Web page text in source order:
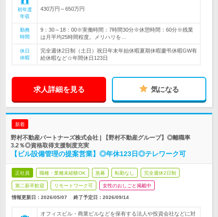
初年度
年収
430万円～650万円
勤務
時間
9：30～18：00※実働時間：7時間30分※休憩時間：60分※残業
は月平均25時間程度。メリハリを…
休日
休暇
完全週休2日制（土日）祝日年末年始休暇夏期休暇慶弔休暇GW有
給休暇など☆年間休日123日
求人詳細を見る 気になる
新着
野村不動産パートナーズ株式会社 | 【野村不動産グループ】◎離職率
3.2％◎資格取得支援制度充実
【ビル設備管理の提案営業】◎年休123日◎テレワーク可
正社員 職種・業種未経験OK 急募 転勤なし 完全週休2日制
第二新卒歓迎 リモートワーク可 女性のおしごと掲載中
情報更新日：2026/05/07 終了予定日： 2026/09/14
オフィスビル・商業ビルなどを保有する法人や投資会社などに対